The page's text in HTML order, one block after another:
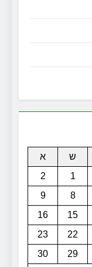
ש
א
1
2
8
9
15
16
22
23
29
30